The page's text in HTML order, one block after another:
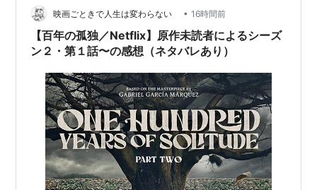
『１.映画のタイトル』 ・映画タイトル 室井慎次 敗れざ
る者 ・概要 踊る大捜査線の『眉間の皺』といえばこの
人、室井慎次。 その男…
映画ごときで人生は変わらない • 16時間前
【百年の孤独／Netflix】原作未読者によるシーズ
ン２・第１話〜の感想（ネタバレあり）